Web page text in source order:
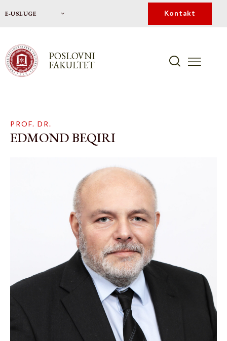
E-USLUGE Kontakt
POSLOVNI
FAKULTET
PROF. DR.
EDMOND BEQIRI